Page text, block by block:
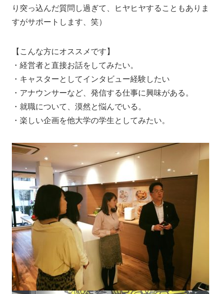
り突っ込んだ質問し過ぎて、ヒヤヒヤすることもありま
すがサポートします、笑）
【こんな方にオススメです】
・経営者と直接お話をしてみたい。
・キャスターとしてインタビュー経験したい
・アナウンサーなど、発信する仕事に興味がある。
・就職について、漠然と悩んでいる。
・楽しい企画を他大学の学生としてみたい。